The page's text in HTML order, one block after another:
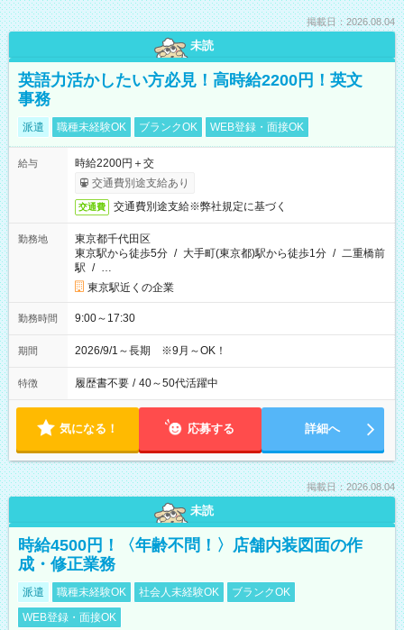
掲載日：2026.08.04
未読
英語力活かしたい方必見！高時給2200円！英文
事務
派遣 職種未経験OK ブランクOK WEB登録・面接OK
給与
時給2200円＋交
交通費別途支給あり
交通費 交通費別途支給※弊社規定に基づく
勤務地
東京都千代田区
東京駅から徒歩5分 / 大手町(東京都)駅から徒歩1分 / 二重橋前
駅 / …
東京駅近くの企業
勤務時間 9:00～17:30
期間 2026/9/1～長期 ※9月～OK！
特徴 履歴書不要 / 40～50代活躍中
気になる！ 応募する 詳細へ
掲載日：2026.08.04
未読
時給4500円！〈年齢不問！〉店舗内装図面の作
成・修正業務
派遣 職種未経験OK 社会人未経験OK
ブランクOK
WEB登録・面接OK